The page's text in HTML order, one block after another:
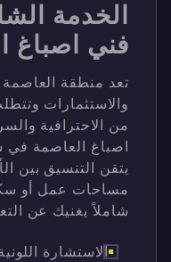
الخدمة
فني اصباغ
تعد منطقة العاصمة
والاستثمارات
من الاحترافية
اصباغ العاصمة في
يتقن التنسيق بين
مساحات عمل أو
شاملاً يغنيك عن
الاستشارة